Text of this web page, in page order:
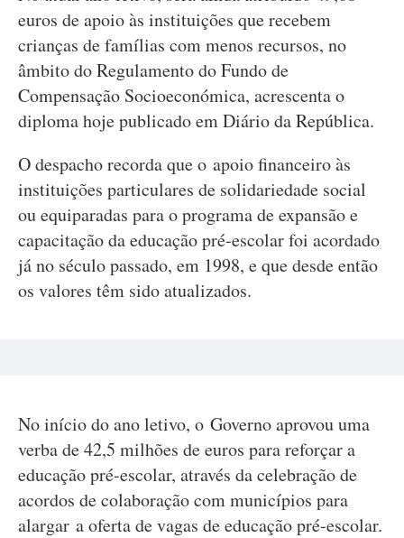
euros de apoio às instituições que recebem
crianças de famílias com menos recursos, no
âmbito do Regulamento do Fundo de
Compensação Socioeconómica, acrescenta o
diploma hoje publicado em Diário da República.
O despacho recorda que o apoio financeiro às
instituições particulares de solidariedade social
ou equiparadas para o programa de expansão e
capacitação da educação pré-escolar foi acordado
já no século passado, em 1998, e que desde então
os valores têm sido atualizados.
No início do ano letivo, o Governo aprovou uma
verba de 42,5 milhões de euros para reforçar a
educação pré-escolar, através da celebração de
acordos de colaboração com municípios para
alargar a oferta de vagas de educação pré-escolar.